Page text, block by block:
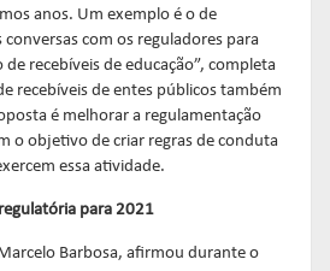
anos. Um exemplo é o de
conversas com os reguladores para
recebíveis de educação”, completa
recebíveis de entes públicos também
é melhorar a regulamentação
o objetivo de criar regras de conduta
essa atividade.
para 2021
Barbosa, afirmou durante o